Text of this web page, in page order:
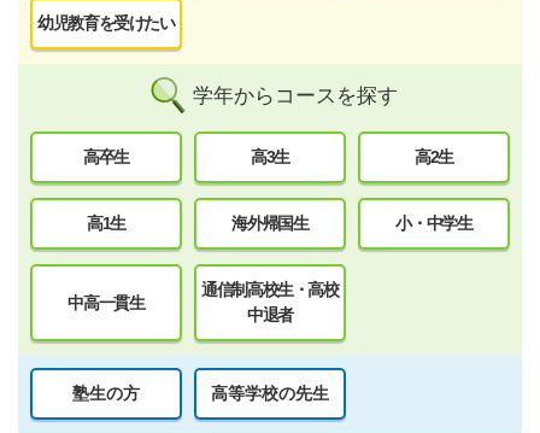
幼児教育を受けたい
学年からコースを探す
高卒生 高3生 高2生
高1生 海外帰国生 小・中学生
中高一貫生
通信制高校生・高校
中退者
塾生の方 高等学校の先生